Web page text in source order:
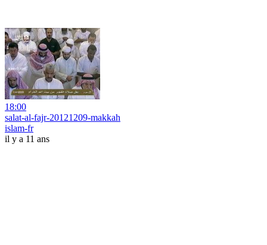
18:00
salat-al-fajr-20121209-makkah
islam-fr
il y a 11 ans